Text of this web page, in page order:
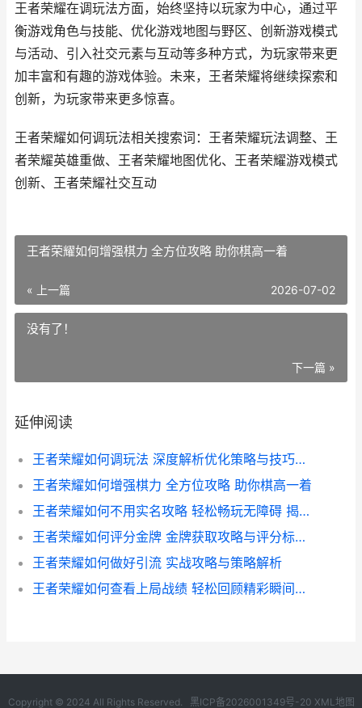
王者荣耀在调玩法方面，始终坚持以玩家为中心，通过平
衡游戏角色与技能、优化游戏地图与野区、创新游戏模式
与活动、引入社交元素与互动等多种方式，为玩家带来更
加丰富和有趣的游戏体验。未来，王者荣耀将继续探索和
创新，为玩家带来更多惊喜。
王者荣耀如何调玩法相关搜索词：王者荣耀玩法调整、王
者荣耀英雄重做、王者荣耀地图优化、王者荣耀游戏模式
创新、王者荣耀社交互动
王者荣耀如何增强棋力 全方位攻略 助你棋高一着
« 上一篇 2026-07-02
没有了！
下一篇 »
延伸阅读
王者荣耀如何调玩法 深度解析优化策略与技巧指南
王者荣耀如何增强棋力 全方位攻略 助你棋高一着
王者荣耀如何不用实名攻略 轻松畅玩无障碍 揭秘实名认证绕过方法
王者荣耀如何评分金牌 金牌获取攻略与评分标准揭秘
王者荣耀如何做好引流 实战攻略与策略解析
王者荣耀如何查看上局战绩 轻松回顾精彩瞬间攻略
Copyright © 2024 All Rights Reserved. 黑ICP备2026001349号-20 XML地图